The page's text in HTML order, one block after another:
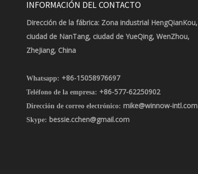
INFORMACIÓN DEL CONTACTO
Dirección de la fábrica: Zona industrial HengQianKou,
ciudad de NanTang, ciudad de YueQing, WenZhou,
ZheJiang, China
Whatsapp: +86-15058976697
Teléfono de la empresa: +86-577-62250902
Dirección de correo electrónico: mike@winnow-intl.com
Skype: bessie.cchen@gmail.com